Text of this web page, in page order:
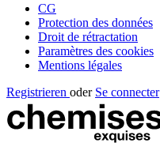
CG
Protection des données
Droit de rétractation
Paramètres des cookies
Mentions légales
Registrieren oder Se connecter